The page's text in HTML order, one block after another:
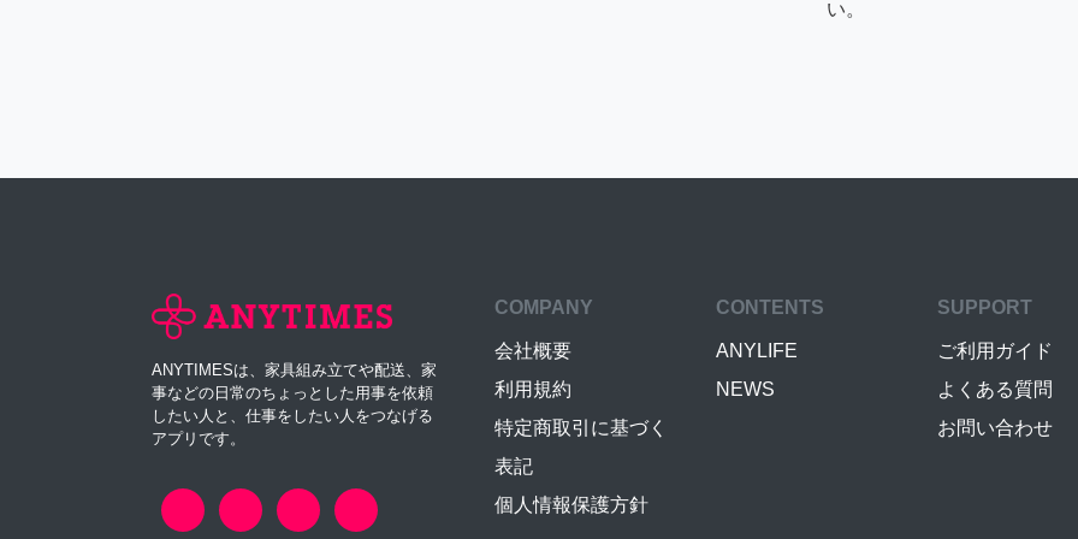
い。
ANYTIMESは、家具組み立てや配送、家
事などの日常のちょっとした用事を依頼
したい人と、仕事をしたい人をつなげる
アプリです。
COMPANY
会社概要
利用規約
特定商取引に基づく
表記
個人情報保護方針
CONTENTS
ANYLIFE
NEWS
SUPPORT
ご利用ガイド
よくある質問
お問い合わせ